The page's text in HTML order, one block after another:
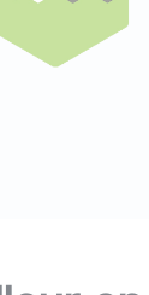
Terraform